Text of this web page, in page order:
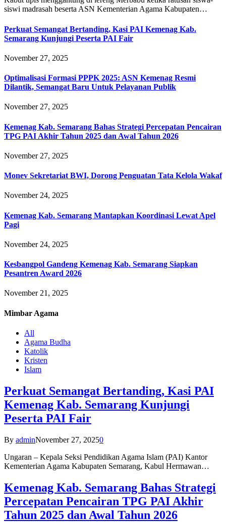
siswi madrasah beserta ASN Kementerian Agama Kabupaten…
Perkuat Semangat Bertanding, Kasi PAI Kemenag Kab.
Semarang Kunjungi Peserta PAI Fair
November 27, 2025
Optimalisasi Formasi PPPK 2025: ASN Kemenag Resmi
Dilantik, Semangat Baru Untuk Pelayanan Publik
November 27, 2025
Kemenag Kab. Semarang Bahas Strategi Percepatan Pencairan
TPG PAI Akhir Tahun 2025 dan Awal Tahun 2026
November 27, 2025
Monev Sekretariat BWI, Dorong Penguatan Tata Kelola Wakaf
November 24, 2025
Kemenag Kab. Semarang Mantapkan Koordinasi Lewat Apel
Pagi
November 24, 2025
Kesbangpol Gandeng Kemenag Kab. Semarang Siapkan
Pesantren Award 2026
November 21, 2025
Mimbar Agama
All
Agama Budha
Katolik
Kristen
Islam
Perkuat Semangat Bertanding, Kasi PAI
Kemenag Kab. Semarang Kunjungi
Peserta PAI Fair
By adminNovember 27, 20250
Ungaran – Kepala Seksi Pendidikan Agama Islam (PAI) Kantor
Kementerian Agama Kabupaten Semarang, Kabul Hermawan…
Kemenag Kab. Semarang Bahas Strategi
Percepatan Pencairan TPG PAI Akhir
Tahun 2025 dan Awal Tahun 2026